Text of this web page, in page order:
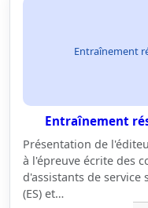
Entraînement
Entraînement
Présentation de
à l'épreuve écrite des
d'assistants de service
(ES) et…